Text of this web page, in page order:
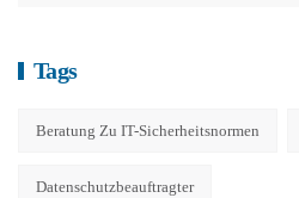
Tags
Beratung Zu IT-Sicherheitsnormen
Datenschutzbeauftragter